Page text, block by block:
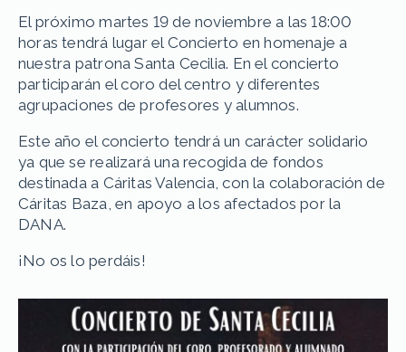
El próximo martes 19 de noviembre a las 18:00
horas tendrá lugar el Concierto en homenaje a
nuestra patrona Santa Cecilia. En el concierto
participarán el coro del centro y diferentes
agrupaciones de profesores y alumnos.
Este año el concierto tendrá un carácter solidario
ya que se realizará una recogida de fondos
destinada a Cáritas Valencia, con la colaboración de
Cáritas Baza, en apoyo a los afectados por la
DANA.
¡No os lo perdáis!